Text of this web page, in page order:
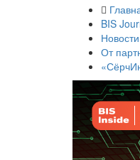
BIS
Новости
От